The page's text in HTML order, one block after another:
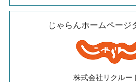
じゃらんホームページ
株式会社リクルー